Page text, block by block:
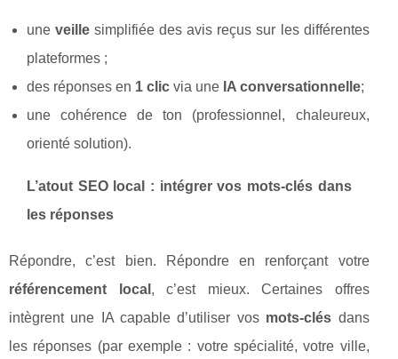
uneveille simplifiée des avis reçus sur les différentes
plateformes ;
des réponses en 1 clic via une IA conversationnelle;
une cohérence de ton (professionnel, chaleureux,
orienté solution).
L’atout SEO local : intégrer vos mots-clés dans
les réponses
Répondre, c’est bien. Répondre en renforçant votre
référencement local , c’est mieux. Certaines offres
intègrent une IA capable d’utiliser vos mots-clés dans
les réponses (par exemple : votre spécialité, votre ville,